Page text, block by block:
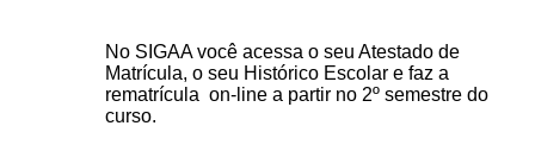
No SIGAA você acessa o seu Atestado de
Matrícula, o seu Histórico Escolar e faz a
rematrícula on-line a partir no 2º semestre do
curso.